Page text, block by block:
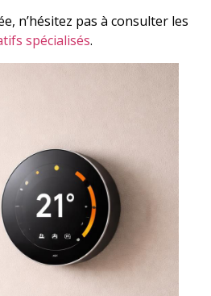
n’hésitez pas à consulter les
spécialisés.